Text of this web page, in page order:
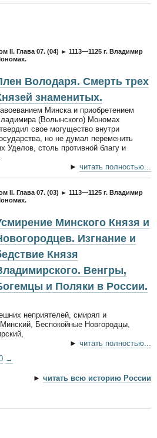
II. Глава 07. (04) ► 1113—1125 г. Владимир
Володаря. Смерть трех
знаменитых.
Минска и приобретением
(Волынского) Мономах
свое могущество внутри
но не думал переменить
Уделов, столь противной благу и
► читать полностью...
II. Глава 07. (03) ► 1113—1125 г. Владимир
Минского Князя и
Изгнание и
Князя
Венгры,
и Поляки в России.
неприятелей, смирял и
Беспокойные Новгородцы,
► читать полностью...
→
► читать всю историю России